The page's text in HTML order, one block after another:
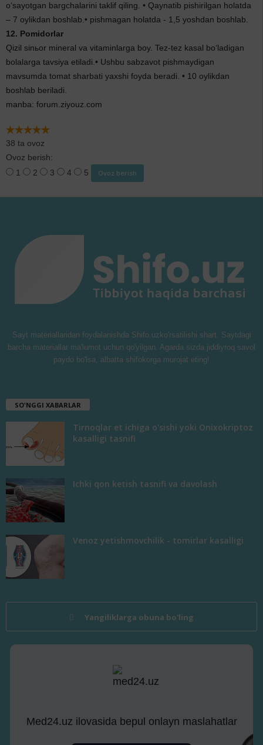
o‘sayotgan bargchalarini taklif qiling. • Qaynatib pishirilgan holatda
– 7 oylikdan boshlab.• pishmagan holatda - 1,5 yoshdan boshlab.
12. Pomidorlar
Qizil sinьor mineral va vitaminlarga boy. Tez-tez kasal bo‘ladigan
bolalarga tavsiya etiladi.• Ushbu sabzavot pishmaydigan
mavsumda tomat sharbati yaxshi foyda beradi. • 10 oylikdan
boshlab beriladi.
manba: forum.ziyouz.com
38 ta ovoz
Ovoz berish:
1
2 3 4 5
Sayt materiallaridan foydalanishda Shifo.uzko'rsatilishi shart. Saytdagi
barcha materiallar ma'lumot uchun qo'yilgan. Agarda sizda jiddiyroq savol
paydo bo'lsa, albatta shifokorga murojat eting!
SO'NGGI XABARLAR
Tirnoqlar et ichiga o'sishi yoki Onixokriptoz
kasalligi tasnifi
Ichki qon ketish tasnifi va davolash
Venoz yetishmovchilik - tomirlar kasalligi
Yangiliklarga obuna bo'ling
Med24.uz ilovasida bepul onlayn maslahatlar